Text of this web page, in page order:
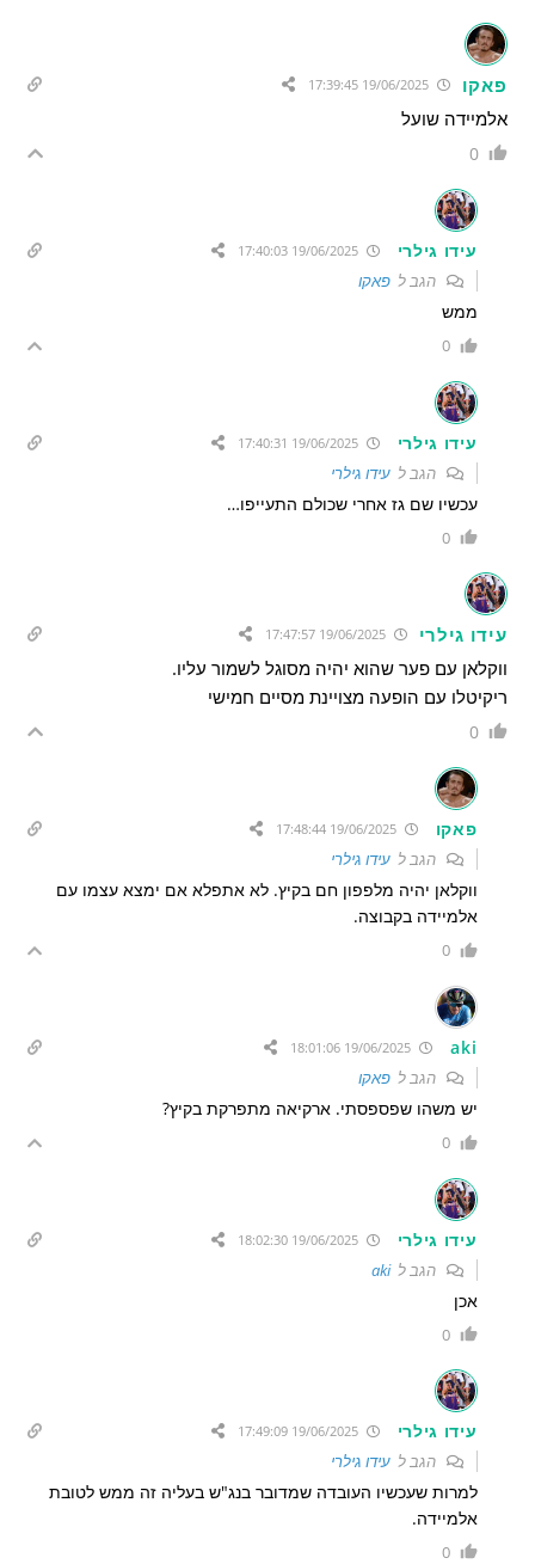
פאקו 19/06/2025 17:39:45
אלמיידה שועל
0
עידו גילרי 19/06/2025 17:40:03
הגב לפאקו
ממש
0
עידו גילרי 19/06/2025 17:40:31
הגב לעידו גילרי
עכשיו שם גז אחרי שכולם התעייפו…
0
עידו גילרי 19/06/2025 17:47:57
ווקלאן עם פער שהוא יהיה מסוגל לשמור עליו.
ריקיטלו עם הופעה מצויינת מסיים חמישי
0
פאקו 19/06/2025 17:48:44
הגב לעידו גילרי
ווקלאן יהיה מלפפון חם בקיץ. לא אתפלא אם ימצא עצמו עם
אלמיידה בקבוצה.
0
aki
הגב לפאקו
יש משהו שפספסתי. ארקיאה מתפרקת בקיץ?
0
עידו גילרי 19/06/2025 18:02:30
הגב לaki
אכן
0
עידו גילרי 19/06/2025 17:49:09
הגב לעידו גילרי
למרות שעכשיו העובדה שמדובר בנג"ש בעליה זה ממש לטובת
אלמיידה.
0